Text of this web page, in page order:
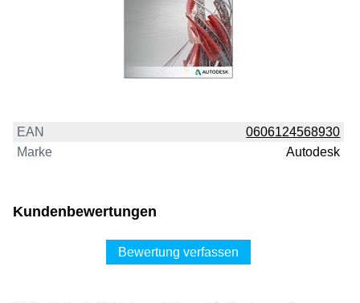
EAN
0606124568930
Marke
Autodesk
Kundenbewertungen
Bewertung verfassen